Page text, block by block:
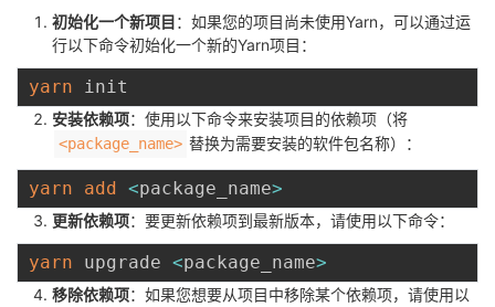
初始化一个新项目：如果您的项目尚未使用Yarn，可以通过运
行以下命令初始化一个新的Yarn项目：
yarn
安装依赖项：使用以下命令来安装项目的依赖项（将
<package_name> 替换为需要安装的软件包名称）：
yarn add <package_name>
更新依赖项：要更新依赖项到最新版本，请使用以下命令：
yarn upgrade <package_name>
移除依赖项：如果您想要从项目中移除某个依赖项，请使用以